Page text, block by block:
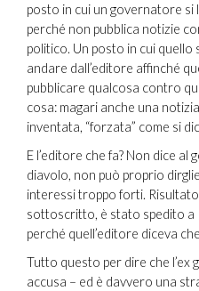
posto in cui un governatore si
perché non pubblica notizie
politico. Un posto in cui
andare dall’editore affinché
pubblicare qualcosa contro
cosa: magari anche una
inventata, “forzata” come si
E l’editore che fa? Non dice
diavolo, non può proprio
interessi troppo forti.
sottoscritto, è stato spedito a
perché quell’editore diceva
Tutto questo per dire che l’ex
accusa – ed è davvero una